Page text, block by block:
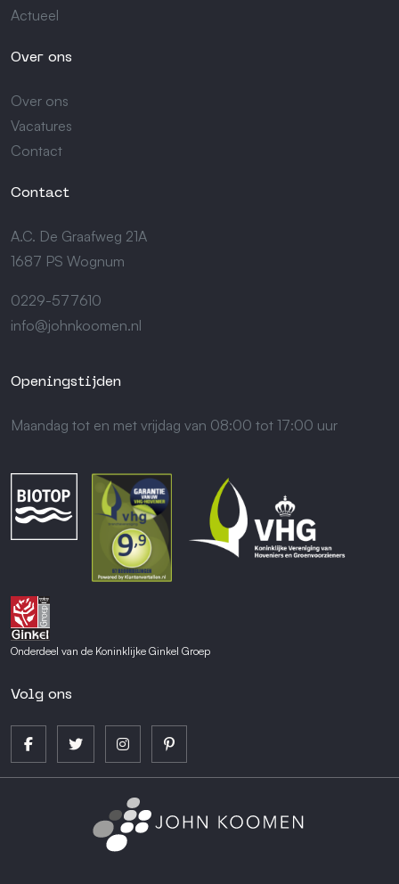
Actueel
Over ons
Over ons
Vacatures
Contact
Contact
A.C. De Graafweg 21A
1687 PS Wognum
0229-577610
info@johnkoomen.nl
Openingstijden
Maandag tot en met vrijdag van 08:00 tot 17:00 uur
Onderdeel van de Koninklijke Ginkel Groep
Volg ons